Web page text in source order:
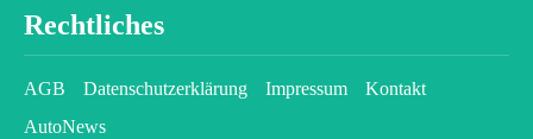
Rechtliches
AGB Datenschutzerklärung Impressum
Kontakt
AutoNews